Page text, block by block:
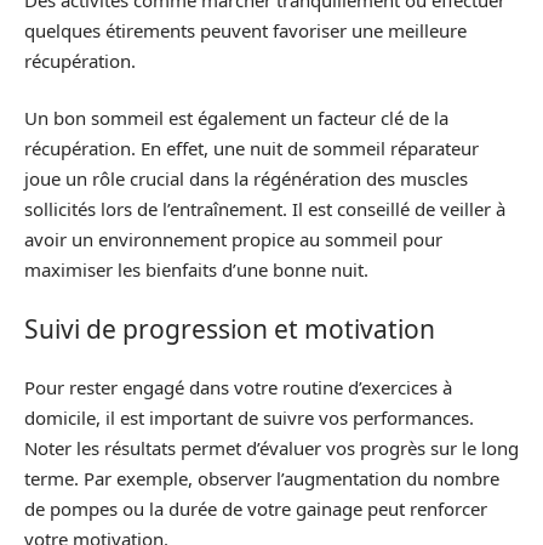
quelques étirements peuvent favoriser une meilleure
récupération.
Un bon sommeil est également un facteur clé de la
récupération. En effet, une nuit de sommeil réparateur
joue un rôle crucial dans la régénération des muscles
sollicités lors de l’entraînement. Il est conseillé de veiller à
avoir un environnement propice au sommeil pour
maximiser les bienfaits d’une bonne nuit.
Suivi de progression et motivation
Pour rester engagé dans votre routine d’exercices à
domicile, il est important de suivre vos performances.
Noter les résultats permet d’évaluer vos progrès sur le long
terme. Par exemple, observer l’augmentation du nombre
de pompes ou la durée de votre gainage peut renforcer
votre motivation.